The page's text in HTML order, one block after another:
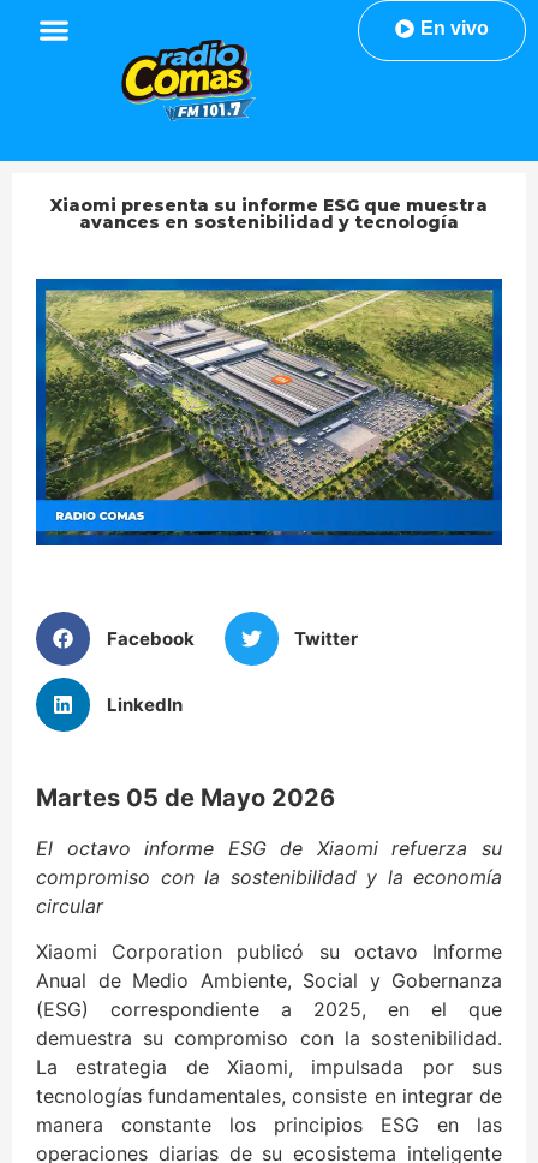
En vivo
Xiaomi presenta su informe ESG que muestra
avances en sostenibilidad y tecnología
Facebook Twitter
LinkedIn
Martes 05 de Mayo 2026
El octavo informe ESG de Xiaomi refuerza su
compromiso con la sostenibilidad y la economía
circular
Xiaomi Corporation publicó su octavo Informe
Anual de Medio Ambiente, Social y Gobernanza
(ESG) correspondiente a 2025, en el que
demuestra su compromiso con la sostenibilidad.
La estrategia de Xiaomi, impulsada por sus
tecnologías fundamentales, consiste en integrar de
manera constante los principios ESG en las
operaciones diarias de su ecosistema inteligente